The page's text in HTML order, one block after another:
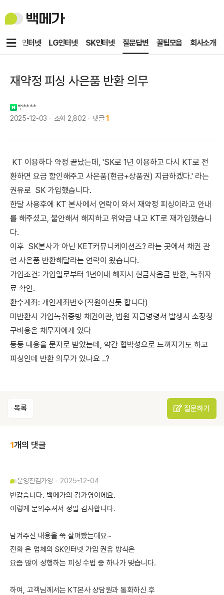
백
메
KT인터넷 LG인터넷 SK인터넷 질문답변 꿀팁모음 회사소개
메
재약정 피싱 사은품 반환 의무
뿌****
2025-12-03
조회 2,802 댓글 1
KT 이용하다 약정 끝났는데, 'SK로 1년 이용하고 다시 KT로 전
환하면 요금 할인해주고 사은품(현금+상품권) 지급하겠다.' 라는
권유로 SK 가입했습니다.
한달 사용후에 KT 본사에서 연락이 와서 재약정 피싱이라고 안내
를 해주셨고, 불안해서 해지하고 위약금 내고 KT로 재가입했습니
다.
이후 SK본사가 아닌 KET커뮤니케이션즈? 라는 곳에서 채권 관
련 사은품 반환해달라는 연락이 왔습니다.
가입조건: 가입일로부터 1년이내 해지시 현금사음금 반환, 녹취자
료 확인.
환수계좌: 개인계좌번호(직원이신듯 합니다)
미반환시 가입녹취증빙 채권이관, 법원 지급명령서 발생시 소장청
구비용은 채무자에게 있다
등등 내용을 문자로 받았는데, 약간 협박성으로 느껴지기도 하고
피싱인데 반환 의무가 있나요 ..?
목록 질문하기
1개의 댓글
운영진김가영 2025-12-04
반갑습니다. 백메가의 김가영이에요.
이렇게 문의주셔서 정말 감사합니다.
남겨주신 내용을 쭉 살펴봤는데요~
전화 온 업체의 SK인터넷 가입 권유 방식은
요즘 많이 성행하는 피싱 수법 중 하나가 맞습니다.
하여, 고객님께서는 KT본사 상담원과 통화하신 후